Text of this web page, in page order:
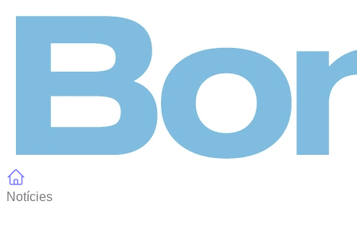
Notícies